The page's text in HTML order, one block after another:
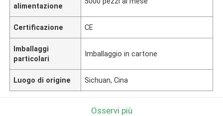
alimentazione
Certificazione CE
Imballaggi
particolari
Imballaggio in cartone
Luogo di origine Sichuan, Cina
Osservi più